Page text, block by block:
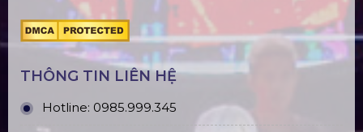
THÔNG TIN LIÊN HỆ
Hotline: 0985.999.345